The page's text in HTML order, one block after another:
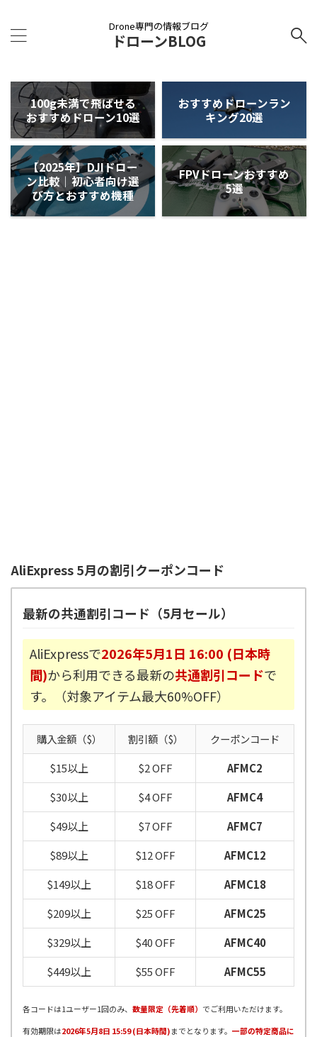
Drone専門の情報ブログ
ドローンBLOG
100g未満で飛ばせる
おすすめドローン10選
おすすめドローンラン
キング20選
【2025年】DJIドロー
ン比較｜初心者向け選
び方とおすすめ機種
FPVドローンおすすめ
5選
AliExpress 5月の割引クーポンコード
最新の共通割引コード（5月セール）
AliExpressで2026年5月1日 16:00 (日本時
間)から利用できる最新の共通割引コードで
す。（対象アイテム最大60%OFF）
購入金額（$） 割引額（$）
クーポンコード
$15以上
$2 OFF
AFMC2
$30以上
$4 OFF
AFMC4
$49以上
$7 OFF
AFMC7
$89以上
$12 OFF
AFMC12
$149以上
$18 OFF
AFMC18
$209以上
$25 OFF
AFMC25
$329以上
$40 OFF
AFMC40
$449以上
$55 OFF AFMC55
各コードは1ユーザー1回のみ、 数量限定（先着順） でご利用いただけます。
有効期限は2026年5月8日 15:59 (日本時間)までとなります。 一部の特定商品に